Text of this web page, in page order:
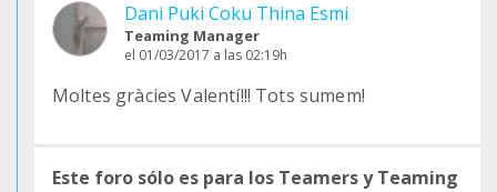
Dani Puki Coku Thina Esmi
Teaming Manager
el 01/03/2017 a las 02:19h
Moltes gràcies Valentí!!! Tots sumem!
Este foro sólo es para los Teamers y Teaming